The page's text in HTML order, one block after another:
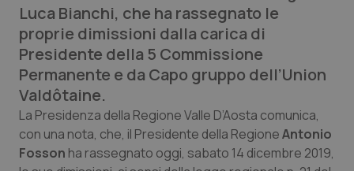
QS Pro
Professionisti Sanitari.AI
Abruzzo
Basilicata
QS Pro Gold
Artrite & artrosi
QS Club Newsletter
Luca Bianchi, che ha rassegnato le
proprie dimissioni dalla carica di
Presidente della 5 Commissione
Permanente e da Capo gruppo dell’Union
Valdôtaine.
La Presidenza della Regione Valle D’Aosta comunica,
con una nota, che, il Presidente della RegioneAntonio
Fosson ha rassegnato oggi, sabato 14 dicembre 2019,